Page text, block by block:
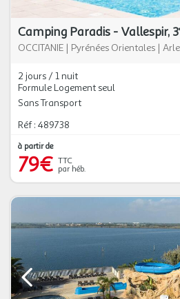
Camping Paradis - Vallespir,
OCCITANIE | Pyrénées Orientales |
2 jours / 1 nuit
Formule Logement seul
Sans Transport
Réf : 489738
à partir de
79€ TTC
par héb.